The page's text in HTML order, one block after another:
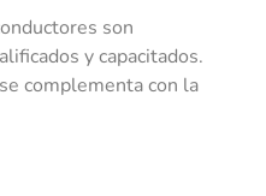
son
y capacitados.
complementa con la